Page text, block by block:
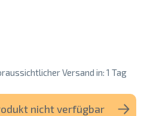
Versand in: 1 Tag
nicht verfügbar